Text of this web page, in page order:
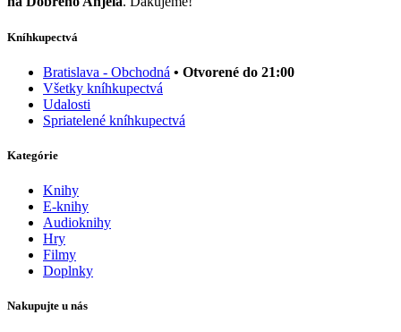
Kníhkupectvá
Bratislava - Obchodná • Otvorené do 21:00
Všetky kníhkupectvá
Udalosti
Spriatelené kníhkupectvá
Kategórie
Knihy
E-knihy
Audioknihy
Hry
Filmy
Doplnky
Nakupujte u nás